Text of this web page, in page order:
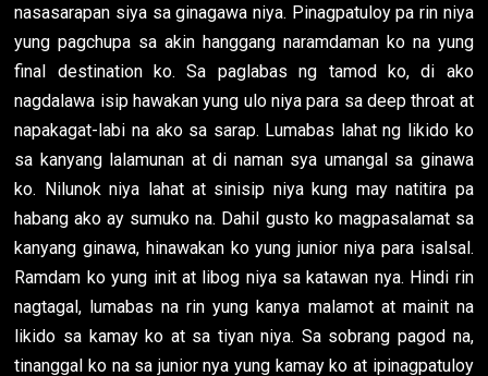
nasasarapan siya sa ginagawa niya. Pinagpatuloy pa rin niya
yung pagchupa sa akin hanggang naramdaman ko na yung
final destination ko. Sa paglabas ng tamod ko, di ako
nagdalawa isip hawakan yung ulo niya para sa deep throat at
napakagat-labi na ako sa sarap. Lumabas lahat ng likido ko
sa kanyang lalamunan at di naman sya umangal sa ginawa
ko. Nilunok niya lahat at sinisip niya kung may natitira pa
habang ako ay sumuko na. Dahil gusto ko magpasalamat sa
kanyang ginawa, hinawakan ko yung junior niya para isalsal.
Ramdam ko yung init at libog niya sa katawan nya. Hindi rin
nagtagal, lumabas na rin yung kanya malamot at mainit na
likido sa kamay ko at sa tiyan niya. Sa sobrang pagod na,
tinanggal ko na sa junior nya yung kamay ko at ipinagpatuloy